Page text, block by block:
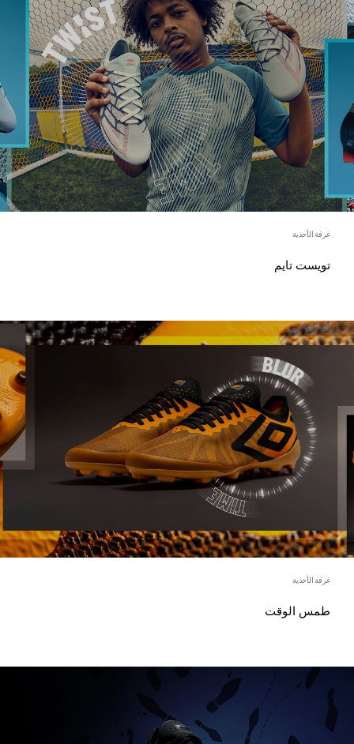
غرفة الأحذية
تويست تايم
غرفة الأحذية
طمس الوقت